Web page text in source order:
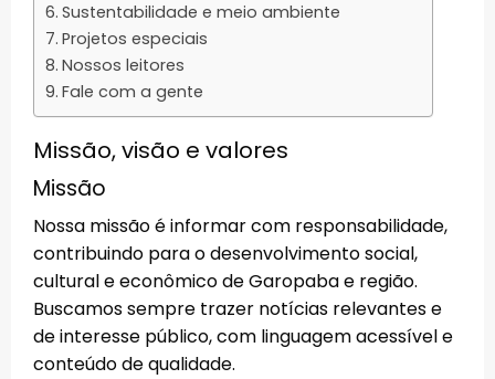
Sustentabilidade e meio ambiente
Projetos especiais
Nossos leitores
Fale com a gente
Missão, visão e valores
Missão
Nossa missão é informar com responsabilidade,
contribuindo para o desenvolvimento social,
cultural e econômico de Garopaba e região.
Buscamos sempre trazer notícias relevantes e
de interesse público, com linguagem acessível e
conteúdo de qualidade.